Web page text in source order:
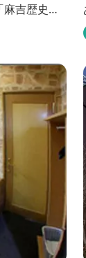
吉歴史
、お伊勢